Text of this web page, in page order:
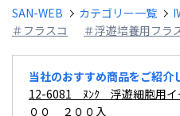
SAN-WEB カテゴリー一覧
＃フラスコ
＃浮遊培養用フラ
当社のおすすめ商品をご紹介
12-6081 ﾇﾝｸ 浮遊細胞用
００ ２００入